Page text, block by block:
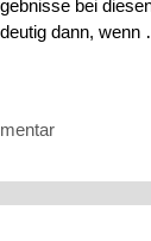
bei
dann, wenn